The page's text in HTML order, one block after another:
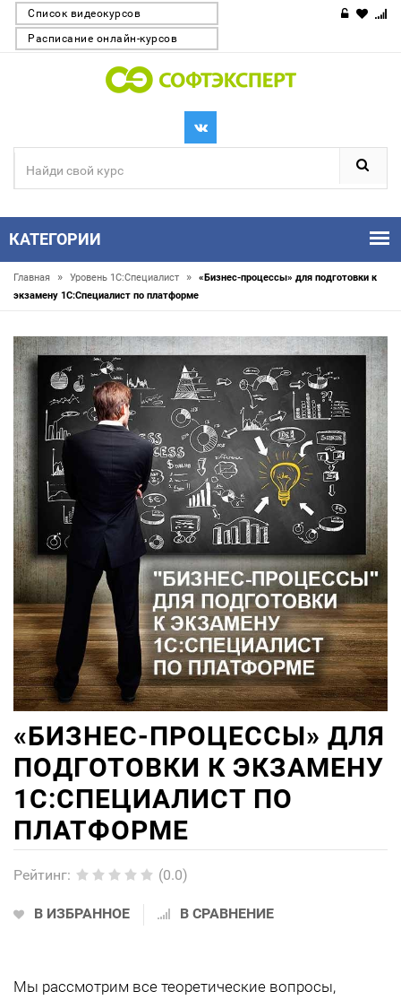
Список видеокурсов
Расписание онлайн-курсов
КАТЕГОРИИ
Главная » Уровень 1С:Специалист »
«Бизнес-процессы» для подготовки к
экзамену 1С:Специалист по платформе
«БИЗНЕС-ПРОЦЕССЫ» ДЛЯ
ПОДГОТОВКИ К ЭКЗАМЕНУ
1С:СПЕЦИАЛИСТ ПО
ПЛАТФОРМЕ
Рейтинг: (0.0)
В ИЗБРАННОЕ В СРАВНЕНИЕ
Мы рассмотрим все теоретические вопросы,